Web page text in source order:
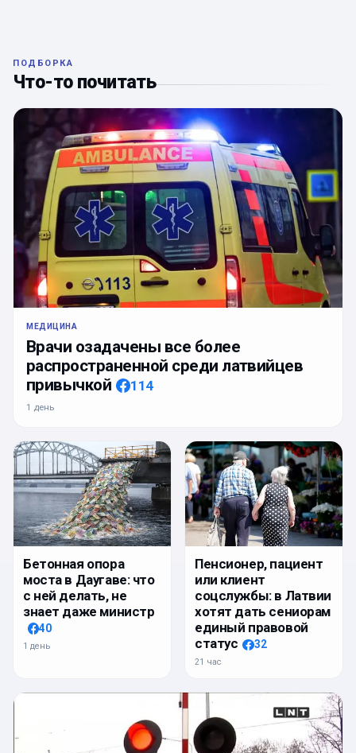
ПОДБОРКА
Что-то почитать
МЕДИЦИНА
Врачи озадачены все более
распространенной среди латвийцев
привычкой
114
1 день
Бетонная опора
моста в Даугаве: что
с ней делать, не
знает даже министр
40
1 день
Пенсионер, пациент
или клиент
соцслужбы: в Латвии
хотят дать сениорам
единый правовой
статус
32
21 час